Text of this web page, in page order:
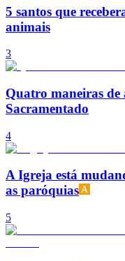
5 santos que
animais
3
Quatro maneiras de
Sacramentado
4
A Igreja está
as paróquias
5